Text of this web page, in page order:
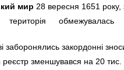
мир 28 вересня 1651 року,
територія обмежувалась
заборонялись закордонні
реєстр зменшувався на 20 тис.